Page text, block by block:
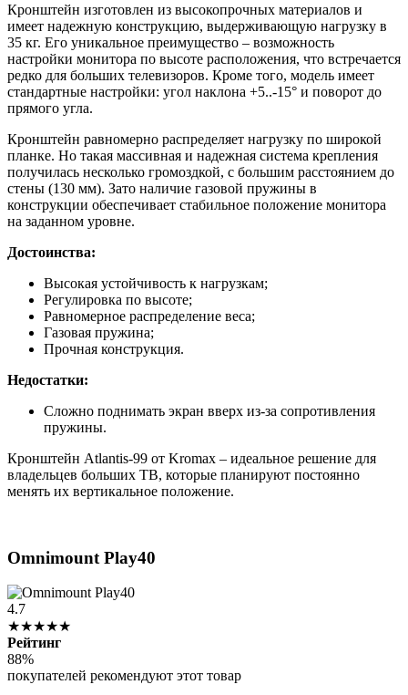
Кронштейн изготовлен из высокопрочных материалов и
имеет надежную конструкцию, выдерживающую нагрузку в
35 кг. Его уникальное преимущество – возможность
настройки монитора по высоте расположения, что встречается
редко для больших телевизоров. Кроме того, модель имеет
стандартные настройки: угол наклона +5..-15° и поворот до
прямого угла.
Кронштейн равномерно распределяет нагрузку по широкой
планке. Но такая массивная и надежная система крепления
получилась несколько громоздкой, с большим расстоянием до
стены (130 мм). Зато наличие газовой пружины в
конструкции обеспечивает стабильное положение монитора
на заданном уровне.
Достоинства:
Высокая устойчивость к нагрузкам;
Регулировка по высоте;
Равномерное распределение веса;
Газовая пружина;
Прочная конструкция.
Недостатки:
Сложно поднимать экран вверх из-за сопротивления
пружины.
Кронштейн Atlantis-99 от Kromax – идеальное решение для
владельцев больших ТВ, которые планируют постоянно
менять их вертикальное положение.
Omnimount Play40
4.7
★★★★★
Рейтинг
88%
покупателей рекомендуют этот товар